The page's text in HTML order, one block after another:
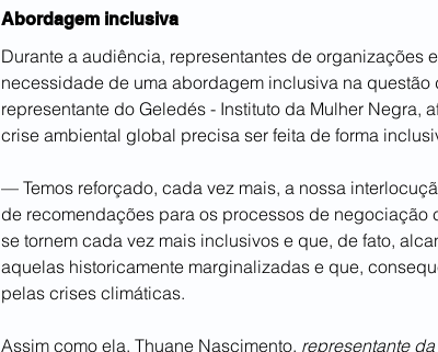
Abordagem inclusiva
Durante a audiência, representantes de organizações
necessidade de uma abordagem inclusiva na
representante do Geledés - Instituto da Mulher Negra,
crise ambiental global precisa ser feita de forma
— Temos reforçado, cada vez mais, a nossa
de recomendações para os processos de negociação
se tornem cada vez mais inclusivos e que, de fato,
aquelas historicamente marginalizadas e que,
pelas crises climáticas.
Assim como ela, Thuane Nascimento, representante